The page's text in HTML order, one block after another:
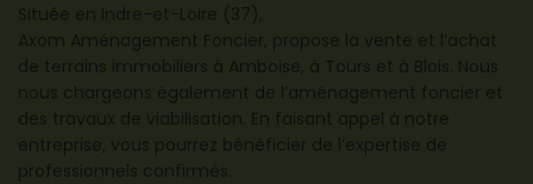
Située en Indre-et-Loire (37),
Axom Aménagement Foncier, propose la vente et l’achat
de terrains immobiliers à Amboise, à Tours et à Blois. Nous
nous chargeons également de l’aménagement foncier et
des travaux de viabilisation. En faisant appel à notre
entreprise, vous pourrez bénéficier de l’expertise de
professionnels confirmés.